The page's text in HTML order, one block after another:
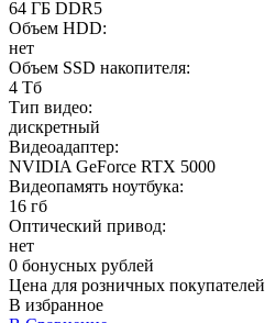
64 ГБ DDR5
Объем HDD:
нет
Объем SSD накопителя:
4 Тб
Тип видео:
дискретный
Видеоадаптер:
NVIDIA GeForce RTX 5000
Видеопамять ноутбука:
16 гб
Оптический привод:
нет
0 бонусных рублей
Цена для розничных покупателей
В избранное